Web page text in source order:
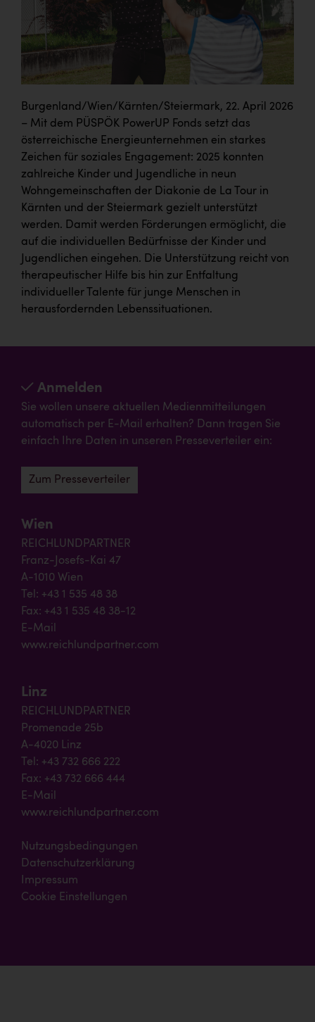
Burgenland/Wien/Kärnten/Steiermark, 22. April 2026
– Mit dem PÜSPÖK PowerUP Fonds setzt das
österreichische Energieunternehmen ein starkes
Zeichen für soziales Engagement: 2025 konnten
zahlreiche Kinder und Jugendliche in neun
Wohngemeinschaften der Diakonie de La Tour in
Kärnten und der Steiermark gezielt unterstützt
werden. Damit werden Förderungen ermöglicht, die
auf die individuellen Bedürfnisse der Kinder und
Jugendlichen eingehen. Die Unterstützung reicht von
therapeutischer Hilfe bis hin zur Entfaltung
individueller Talente für junge Menschen in
herausfordernden Lebenssituationen.
Anmelden
Sie wollen unsere aktuellen Medienmitteilungen
automatisch per E-Mail erhalten? Dann tragen Sie
einfach Ihre Daten in unseren Presseverteiler ein:
Zum Presseverteiler
Wien
REICHLUNDPARTNER
Franz-Josefs-Kai 47
A-1010 Wien
Tel: +43 1 535 48 38
Fax: +43 1 535 48 38-12
E-Mail
www.reichlundpartner.com
Linz
REICHLUNDPARTNER
Promenade 25b
A-4020 Linz
Tel: +43 732 666 222
Fax: +43 732 666 444
E-Mail
www.reichlundpartner.com
Nutzungsbedingungen
Datenschutzerklärung
Impressum
Cookie Einstellungen